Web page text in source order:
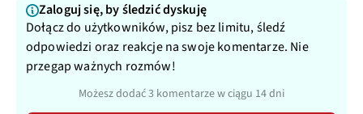
Zaloguj się, by śledzić dyskuję
Dołącz do użytkowników, pisz bez limitu, śledź
odpowiedzi oraz reakcje na swoje komentarze. Nie
przegap ważnych rozmów!
Możesz dodać 3 komentarze w ciągu 14 dni